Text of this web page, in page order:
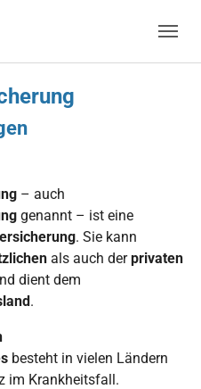
– auch
genannt – ist eine
. Sie kann
als auch derprivaten
dient dem
.
besteht in vielen Ländern
im Krankheitsfall.